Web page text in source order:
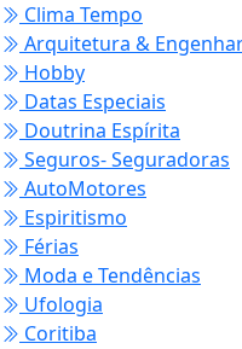
Clima Tempo
Arquitetura &
Hobby
Datas Especiais
Doutrina Espírita
Seguros- Seguradoras
AutoMotores
Espiritismo
Férias
Moda e Tendências
Ufologia
Coritiba